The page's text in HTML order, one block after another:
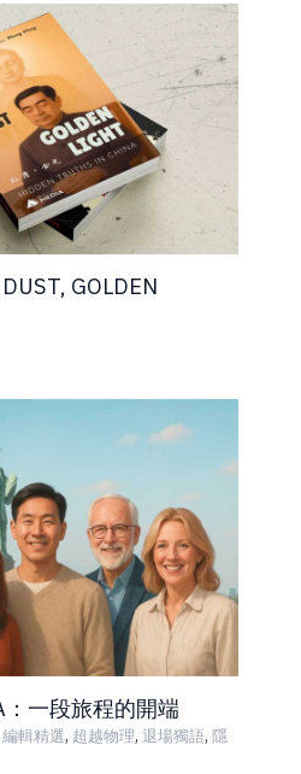
GOLDEN
一段旅程的開端
編輯精選, 超越物理, 退場獨語, 隱